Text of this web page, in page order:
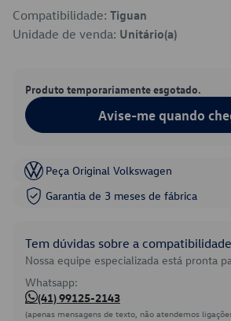
Compatibilidade: Tiguan
Unidade de venda: Unitário(a)
Produto temporariamente esgotado.
Avise-me quando
Peça Original Volkswagen
Garantia de 3 meses de fábrica
Tem dúvidas sobre a
Nossa equipe especializada está pronta
Whatsapp:
(41) 99125-2143
(apenas mensagens de texto, não atendemos